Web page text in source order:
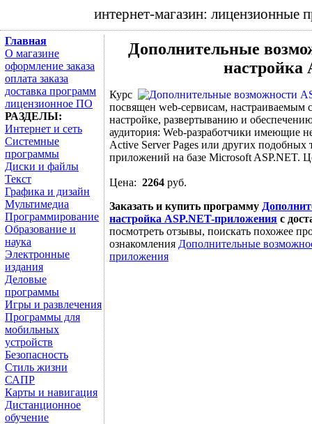
интернет-магазин:
Главная
О магазине
оформление заказа
оплата заказа
доставка программ
лицензионное ПО
РАЗДЕЛЫ:
Интернет и сеть
Системные
программы
Диски и файлы
Текст
Графика и дизайн
Мультимедиа
Программирование
Образование и
наука
Электронные
издания
Деловые
программы
Игры и развлечения
Программы для
мобильных
устройств
Безопасность
Стиль жизни
САПР
Карты и навигация
Дистанционное
обучение
Дополнительные
настройка
Курс
посвящен web-сервисам, настраиваемым
настройке, развертыванию и
аудитория: Web-разработчики имеющие
Active Server Pages или других
приложений на базе Microsoft ASP.NET.
Цена: 2264 руб.
Заказать и купить программу
настройка ASP.NET-приложения с
посмотреть отзывы, поискать похожее
ознакомления Дополнительные
приложения